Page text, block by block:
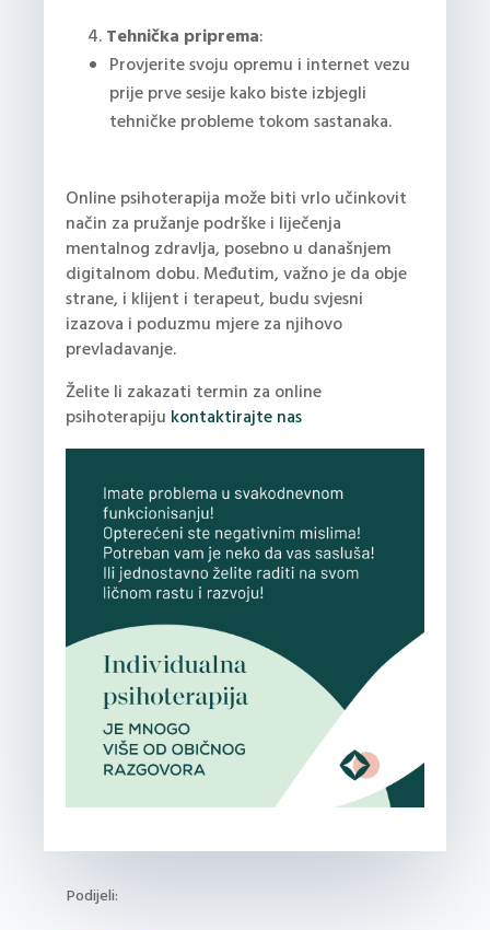
Tehnička priprema:
Provjerite svoju opremu i internet vezu
prije prve sesije kako biste izbjegli
tehničke probleme tokom sastanaka.
Online psihoterapija može biti vrlo učinkovit
način za pružanje podrške i liječenja
mentalnog zdravlja, posebno u današnjem
digitalnom dobu. Međutim, važno je da obje
strane, i klijent i terapeut, budu svjesni
izazova i poduzmu mjere za njihovo
prevladavanje.
Želite li zakazati termin za online
psihoterapiju kontaktirajte nas
Podijeli: